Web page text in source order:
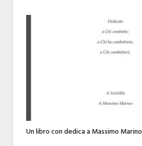
Un libro con dedica a Massimo Marino